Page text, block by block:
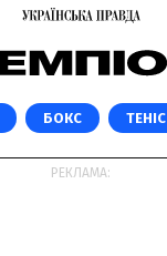
БОКС ТЕНІС
РЕКЛАМА: